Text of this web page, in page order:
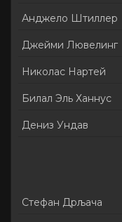
Анджело Штиллер
Джейми Лювелинг
Николас Нартей
Билал Эль Ханнус
Дениз Ундав
Стефан Дрљача